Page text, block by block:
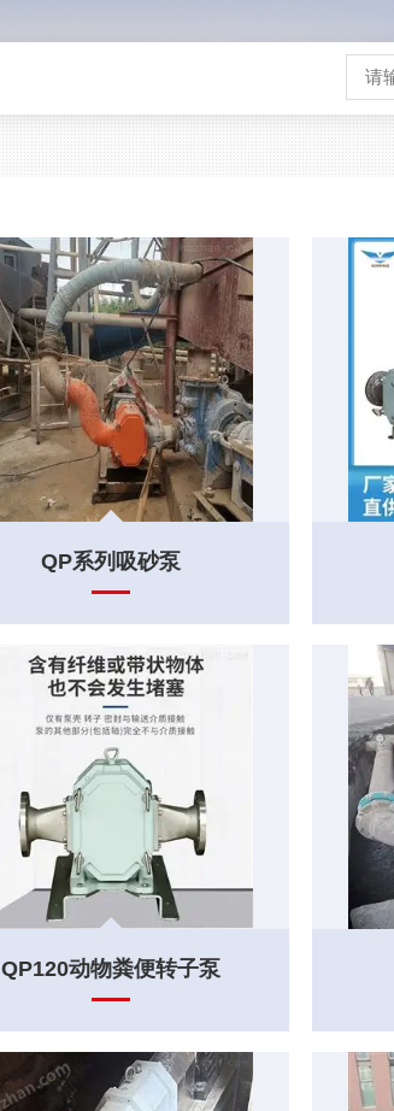
QP系列吸砂泵
QP120动物粪便转子泵